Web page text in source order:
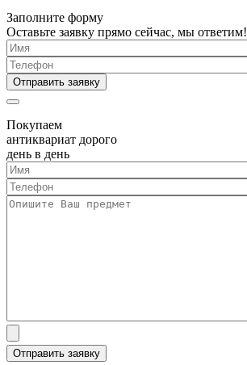
Заполните форму
Оставьте заявку прямо сейчас, мы ответим!
Покупаем
антиквариат дорого
день в день